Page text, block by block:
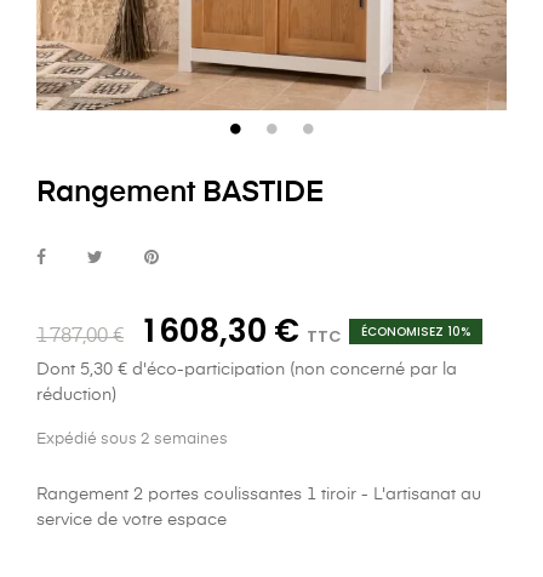
Rangement BASTIDE
1 787,00 € 1 608,30 € TTC ÉCONOMISEZ 10%
Dont 5,30 € d'éco-participation (non concerné par la
réduction)
Expédié sous 2 semaines
Rangement 2 portes coulissantes 1 tiroir - L'artisanat au
service de votre espace